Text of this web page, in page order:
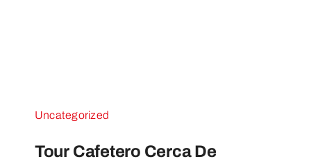
Uncategorized
Tour Cafetero Cerca De